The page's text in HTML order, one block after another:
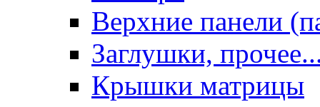
Верхние панели
Заглушки,
Крышки матрицы